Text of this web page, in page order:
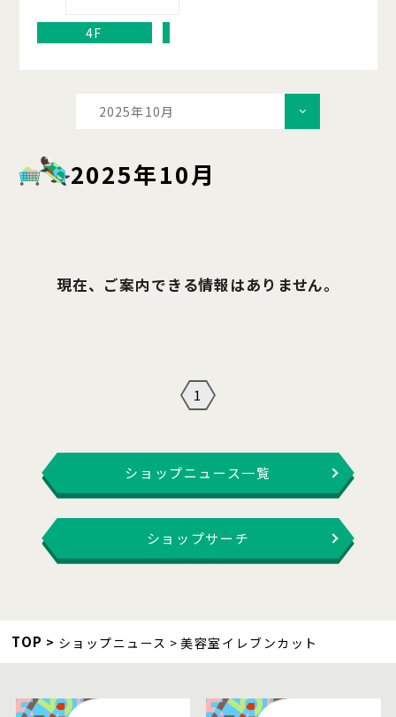
4F
2025年10月
2025年10月
現在、ご案内できる情報はありません。
1
ショップニュース一覧
ショップサーチ
TOP ショップニュース 美容室イレブンカット